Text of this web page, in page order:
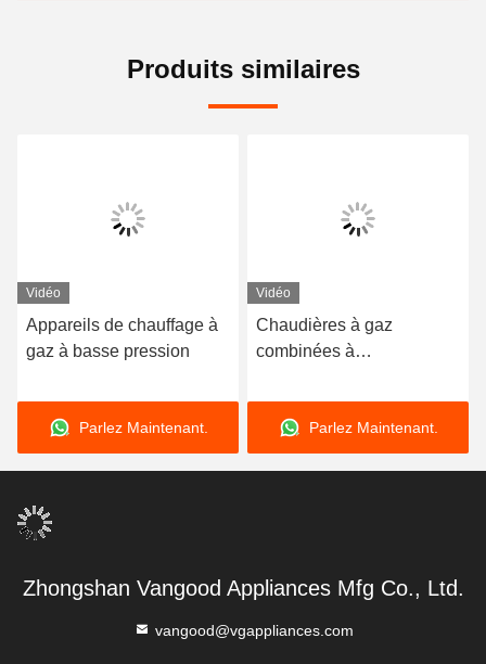
Produits similaires
Vidéo
Appareils de chauffage à
gaz à basse pression
Parlez Maintenant.
Vidéo
Chaudières à gaz
combinées à
CE Chaudière suspendue
par mur à haut rendement
Parlez Maintenant.
Zhongshan Vangood Appliances Mfg Co., Ltd.
vangood@vgappliances.com